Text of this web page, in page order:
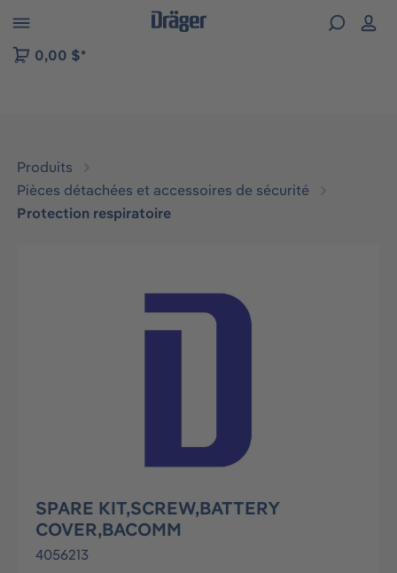
to B2B platform navigation
0,00 $*
Produits
Pièces détachées et accessoires de sécurité
Protection respiratoire
Ignorer la galerie d'images
SPARE KIT,SCREW,BATTERY
COVER,BACOMM
4056213